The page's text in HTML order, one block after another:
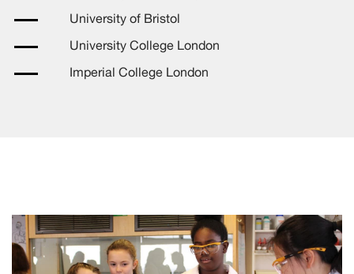
University of Bristol
University College London
Imperial College London